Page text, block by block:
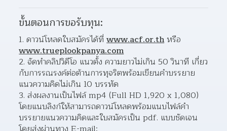
ขั้นตอนการขอรับทุน:
ดาวน์โหลดใบสมัครได้ที่ www.acf.or.th
www.trueplookpanya.com
จัดทำคลิปวิดีโอ แนวตั้ง ความยาวไม่เกิน 50 วินาที เกี่ยว
กับการรณรงค์ต่อต้านการทุจริตพร้อมเขียนคำบรรยาย
แนวความคิดไม่เกิน 10 บรรทัด
ส่งผลงานเป็นไฟล์ mp4 (Full HD 1,920 x 1,080)
โดยแนบลิงก์ให้สามารถดาวน์โหลดพร้อมแนบไฟล์คำ
บรรยายแนวความคิดและใบสมัครเป็น pdf. แบบชัดเจน